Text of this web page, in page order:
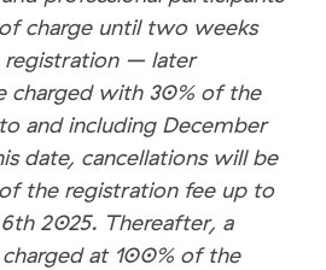
charge until two weeks
– later
charged with 30% of the
and including December
date, cancellations will be
the registration fee up to
2025. Thereafter, a
at 100% of the